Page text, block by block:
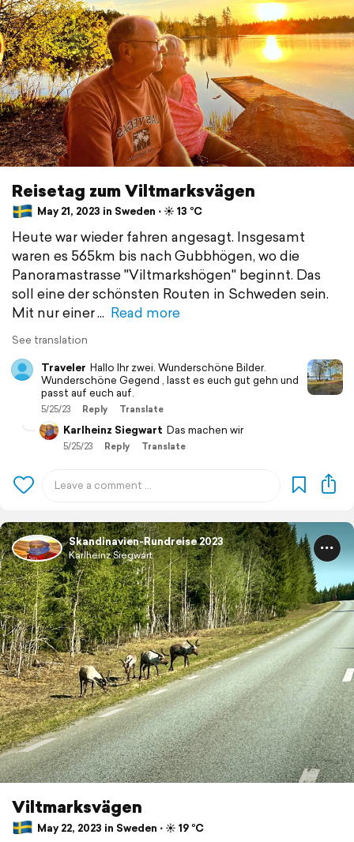
Reisetag zum Viltmarksvägen
May 21, 2023 in Sweden ⋅ ☀️ 13 °C
Heute war wieder fahren angesagt. Insgesamt
waren es 565km bis nach Gubbhögen, wo die
Panoramastrasse "Viltmarkshögen" beginnt. Das
soll eine der schönsten Routen in Schweden sein.
Mit nur einer
Read more
See translation
Traveler Hallo Ihr zwei. Wunderschöne Bilder.
Wunderschöne Gegend , lasst es euch gut gehn und
passt auf euch auf.
5/25/23 Reply Translate
Karlheinz Siegwart Das machen wir
5/25/23 Reply Translate
Skandinavien-Rundreise 2023
Karlheinz Siegwart
Viltmarksvägen
May 22, 2023 in Sweden ⋅ ☀️ 19 °C